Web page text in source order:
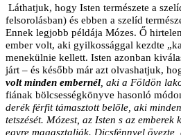
Láthatjuk, hogy Isten természete a
felsorolásban) és ebben a szelíd
Ennek legjobb példája Mózes. Ő
ember volt, aki gyilkossággal kezdte
menekülnie kellett. Isten azonban
járt – és később már azt olvashatjuk,
volt minden embernél , aki a Földön
fiának bölcsességkönyve hasonló
derék férfit támasztott belőle, aki
tetszését. Mózest, az Isten s az emberek
egyre magasztalják. Dicsfénnyel